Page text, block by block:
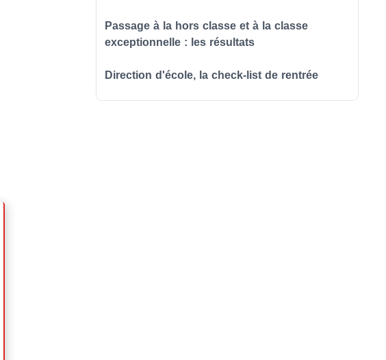
Passage à la hors classe et à la classe
exceptionnelle : les résultats
Direction d'école, la check-list de rentrée